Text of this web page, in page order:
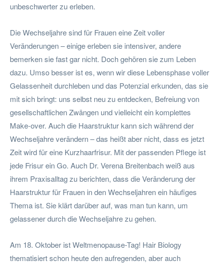
unbeschwerter zu erleben.
Die Wechseljahre sind für Frauen eine Zeit voller
Veränderungen – einige erleben sie intensiver, andere
bemerken sie fast gar nicht. Doch gehören sie zum Leben
dazu. Umso besser ist es, wenn wir diese Lebensphase voller
Gelassenheit durchleben und das Potenzial erkunden, das sie
mit sich bringt: uns selbst neu zu entdecken, Befreiung von
gesellschaftlichen Zwängen und vielleicht ein komplettes
Make-over. Auch die Haarstruktur kann sich während der
Wechseljahre verändern – das heißt aber nicht, dass es jetzt
Zeit wird für eine Kurzhaarfrisur. Mit der passenden Pflege ist
jede Frisur ein Go. Auch Dr. Verena Breitenbach weiß aus
ihrem Praxisalltag zu berichten, dass die Veränderung der
Haarstruktur für Frauen in den Wechseljahren ein häufiges
Thema ist. Sie klärt darüber auf, was man tun kann, um
gelassener durch die Wechseljahre zu gehen.
Am 18. Oktober ist Weltmenopause-Tag! Hair Biology
thematisiert schon heute den aufregenden, aber auch